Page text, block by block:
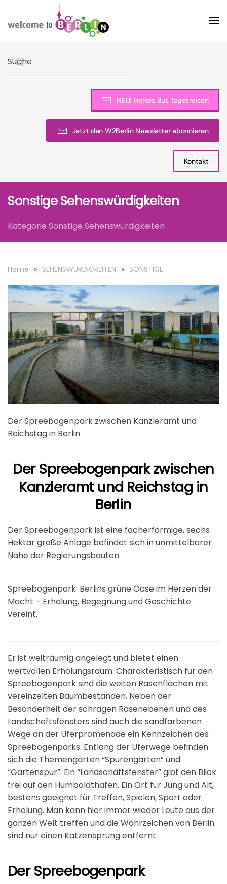
Skip to main content
NEU! Heike's Bus Tagesreisen
Jetzt den W2Berlin Newsletter abonnieren
Kontakt
Sonstige Sehenswürdigkeiten
Kategorie Sonstige Sehenswürdigkeiten
Home SEHENSWÜRDIGKEITEN SONSTIGE
Der Spreebogenpark zwischen Kanzleramt und
Reichstag in Berlin
Der Spreebogenpark zwischen
Kanzleramt und Reichstag in
Berlin
Der Spreebogenpark ist eine fächerförmige, sechs
Hektar große Anlage befindet sich in unmittelbarer
Nähe der Regierungsbauten.
Spreebogenpark: Berlins grüne Oase im Herzen der
Macht – Erholung, Begegnung und Geschichte
vereint.
Er ist weiträumig angelegt und bietet einen
wertvollen Erholungsraum. Charakteristisch für den
Spreebogenpark sind die weiten Rasenflächen mit
vereinzelten Baumbeständen. Neben der
Besonderheit der schrägen Rasenebenen und des
Landschaftsfensters sind auch die sandfarbenen
Wege an der Uferpromenade ein Kennzeichen des
Spreebogenparks. Entlang der Uferwege befinden
sich die Themengärten “Spurengarten” und
“Gartenspur”. Ein “Landschaftsfenster” gibt den Blick
frei auf den Humboldthafen. Ein Ort für Jung und Alt,
bestens geeignet für Treffen, Spielen, Sport oder
Erholung. Man kann hier immer wieder Leute aus der
ganzen Welt treffen und die Wahrzeichen von Berlin
sind nur einen Katzensprung entfernt.
Der Spreebogenpark